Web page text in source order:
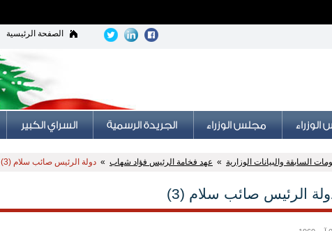
الصفحة الرئيسية
السابقة والبيانات الوزارية » عهد فخامة الرئيس فؤاد شهاب » دولة الرئيس صائب سلام (3)
الرئيس صائب سلام (3)